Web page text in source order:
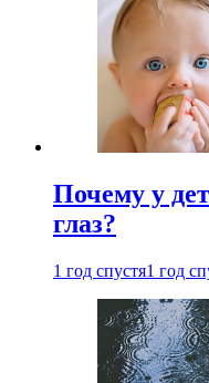
Почему у
глаз?
1 год спустя1 год